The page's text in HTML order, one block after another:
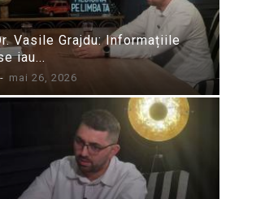
Vasile Grajdu: Informațiile
iau...
- mai 26, 2026